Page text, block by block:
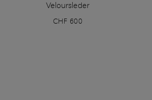
Veloursleder
CHF 600